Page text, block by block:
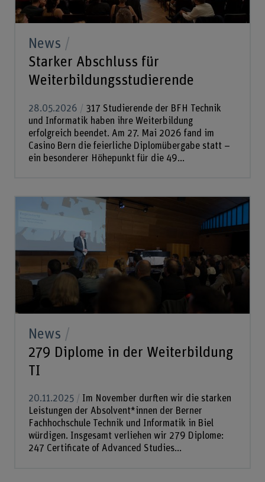
News
Starker Abschluss für
Weiterbildungsstudierende
28.05.2026
317 Studierende der BFH Technik
und Informatik haben ihre Weiterbildung
erfolgreich beendet. Am 27. Mai 2026 fand im
Casino Bern die feierliche Diplomübergabe statt –
ein besonderer Höhepunkt für die 49...
News
279 Diplome in der Weiterbildung
TI
20.11.2025
Im November durften wir die starken
Leistungen der Absolvent*innen der Berner
Fachhochschule Technik und Informatik in Biel
würdigen. Insgesamt verliehen wir 279 Diplome:
247 Certificate of Advanced Studies...